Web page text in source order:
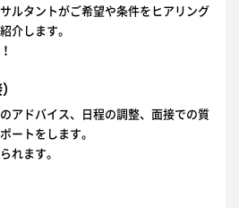
ルタントがご希望や条件をヒアリング
介します。
アドバイス、日程の調整、面接での質
ートをします。
れます。